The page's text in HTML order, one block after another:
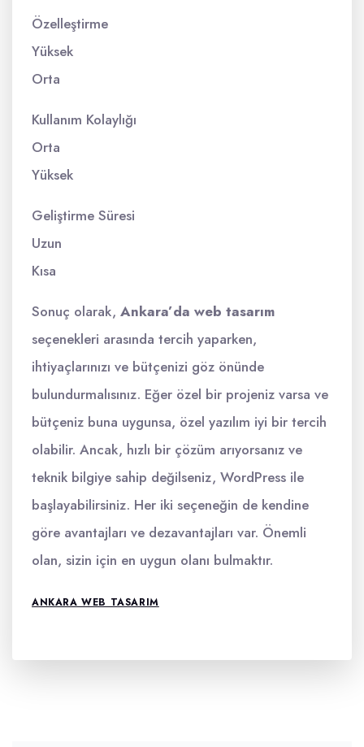
Özelleştirme
Yüksek
Orta
Kullanım Kolaylığı
Orta
Yüksek
Geliştirme Süresi
Uzun
Kısa
Sonuç olarak, Ankara’da web tasarım
seçenekleri arasında tercih yaparken,
ihtiyaçlarınızı ve bütçenizi göz önünde
bulundurmalısınız. Eğer özel bir projeniz varsa ve
bütçeniz buna uygunsa, özel yazılım iyi bir tercih
olabilir. Ancak, hızlı bir çözüm arıyorsanız ve
teknik bilgiye sahip değilseniz, WordPress ile
başlayabilirsiniz. Her iki seçeneğin de kendine
göre avantajları ve dezavantajları var. Önemli
olan, sizin için en uygun olanı bulmaktır.
ANKARA WEB TASARIM